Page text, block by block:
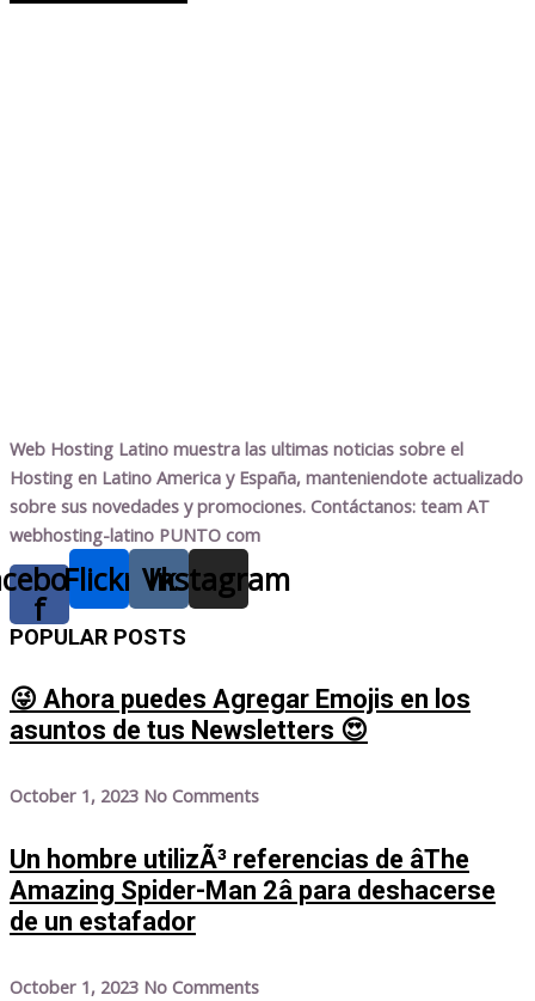
Web Hosting Latino muestra las ultimas noticias sobre el
Hosting en Latino America y España, manteniendote actualizado
sobre sus novedades y promociones. Contáctanos: team AT
webhosting-latino PUNTO com
f
Flickr Vk
Instagram
POPULAR POSTS
😜 Ahora puedes Agregar Emojis en los
asuntos de tus Newsletters 😍
October 1, 2023 No Comments
Un hombre utilizÃ³ referencias de âThe
Amazing Spider-Man 2â para deshacerse
de un estafador
October 1, 2023 No Comments